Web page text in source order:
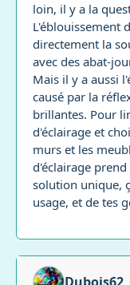
loin, il y a la
L'éblouissement
directement la
avec des abat-
Mais il y a aussi
causé par la
brillantes. Pour
d'éclairage et
murs et les
d'éclairage
solution unique,
usage, et de tes